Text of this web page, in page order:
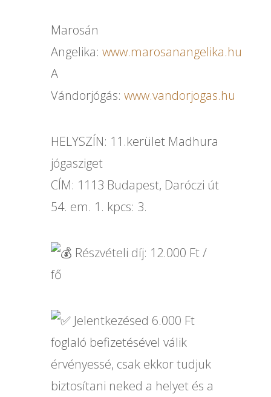
Marosán
Angelika: www.marosanangelika.hu
A
Vándorjógás: www.vandorjogas.hu
HELYSZÍN: 11.kerület Madhura
jógasziget
CÍM: 1113 Budapest, Daróczi út
54. em. 1. kpcs: 3.
Részvételi díj: 12.000 Ft /
fő
Jelentkezésed 6.000 Ft
foglaló befizetésével válik
érvényessé, csak ekkor tudjuk
biztosítani neked a helyet és a